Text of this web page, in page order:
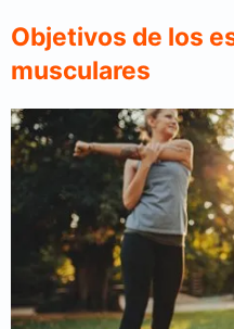
Objetivos de los
musculares